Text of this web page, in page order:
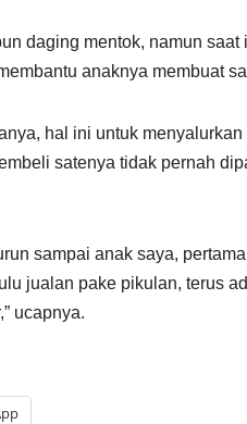
daging mentok, namun
anaknya membuat
hal ini untuk
satenya tidak pernah
sampai anak saya,
jualan pake pikulan, terus
ucapnya.